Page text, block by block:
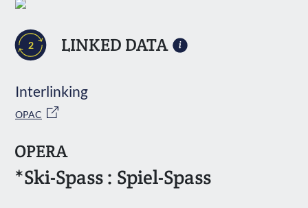
2 LINKED DATA
Interlinking
OPAC
OPERA
*Ski-Spass : Spiel-Spass